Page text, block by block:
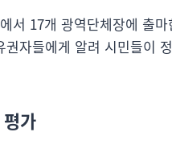
서 17개 광역단체장에 출
자들에게 알려 시민들이
가